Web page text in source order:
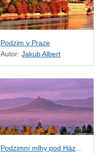
Podzim v Praze
Autor: Jakub Albert